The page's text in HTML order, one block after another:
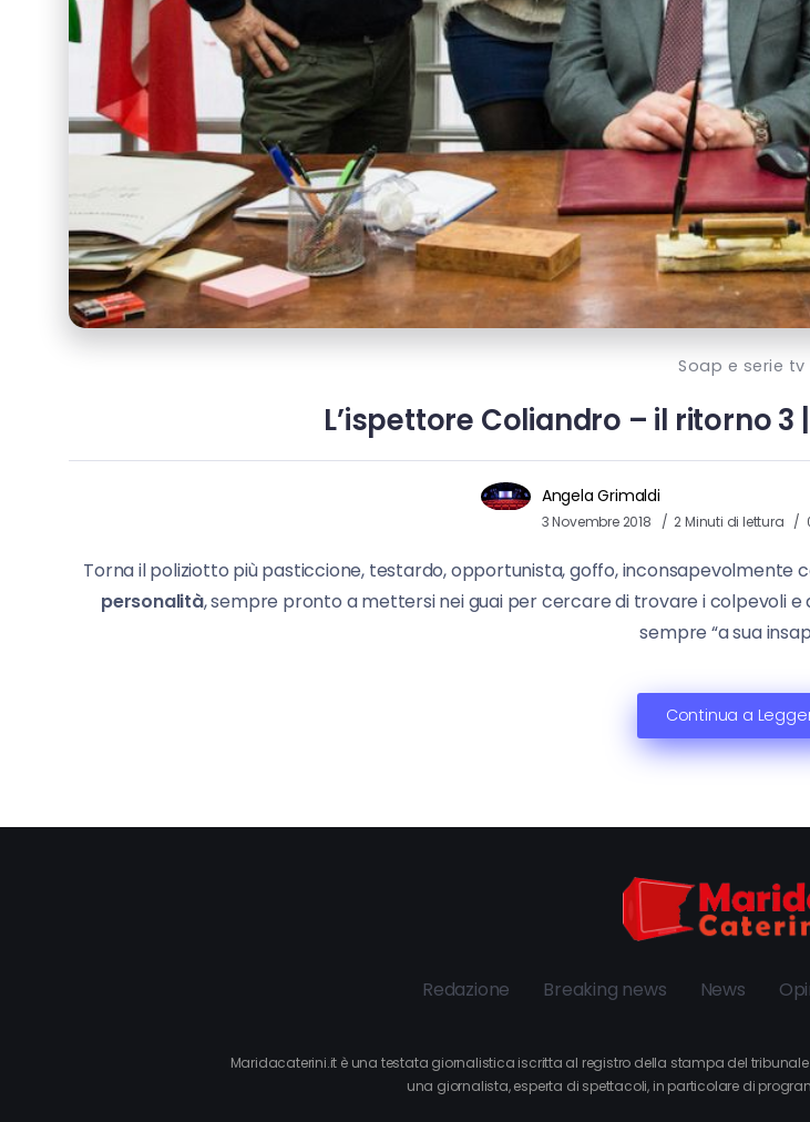
Soap e serie tv
L’ispettore Coliandro – il ritorno 3
Angela Grimaldi
3 Novembre 2018 2 Minuti di lettura
Torna il poliziotto più pasticcione, testardo, opportunista, goffo, inconsapevolmente
personalità, sempre pronto a mettersi nei guai per cercare di trovare i colpevoli e
sempre “a sua
Continua a
Redazione Breaking news News
Maridacaterini.it è una testata giornalistica iscritta al registro della stampa del tribunale
una giornalista, esperta di spettacoli, in particolare di